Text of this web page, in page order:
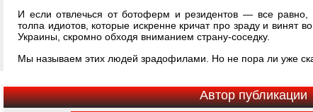
И если отвлечься от ботоферм и резидентов — все равно,
толпа идиотов, которые искренне кричат про зраду и винят
Украины, скромно обходя вниманием страну-соседку.
Мы называем этих людей зрадофилами. Но не пора ли уже
Автор публикации